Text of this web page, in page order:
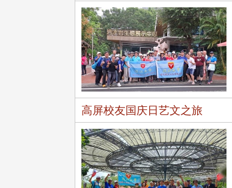
高屏校友国庆日艺文之旅
资料应尽善良管理人之责任，